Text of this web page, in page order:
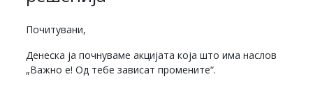
Почитувани,
Денеска ја почнуваме акцијата која што има наслов
„Важно е! Од тебе зависат промените“.